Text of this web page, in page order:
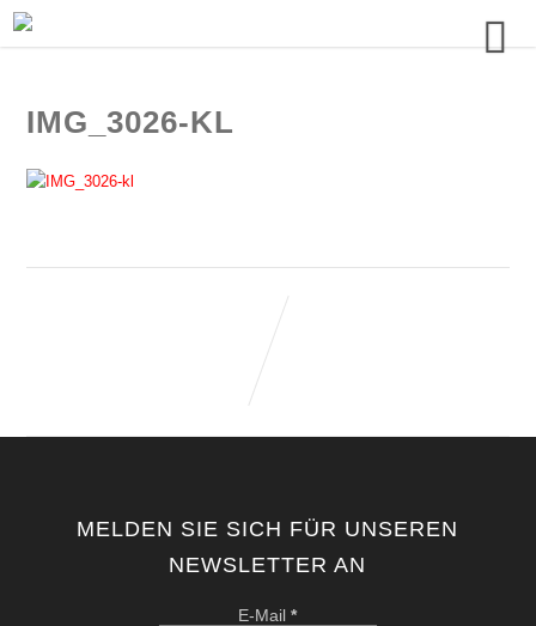
IMG_3026-KL
MELDEN SIE SICH FÜR UNSEREN
NEWSLETTER AN
E-Mail*